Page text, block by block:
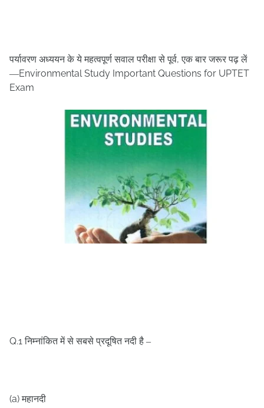
पर्यावरण अध्ययन के ये महत्वपूर्ण सवाल परीक्षा से पूर्व,एक बार जरूर पढ़ लें
—Environmental Study Important Questions for UPTET
Exam
Q.1निम्नांकित में से सबसे प्रदूषित नदी है –
(a)महानदी